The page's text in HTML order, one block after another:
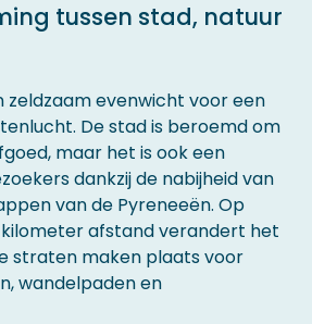
tussen stad, natuur
zeldzaam evenwicht voor een
De stad is beroemd om
maar het is ook een
dankzij de nabijheid van
van de Pyreneeën. Op
afstand verandert het
straten maken plaats voor
wandelpaden en